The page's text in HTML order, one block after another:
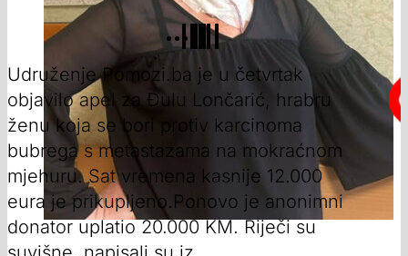
Udruženje Pomozi.ba je u četvrtak
objavilo apel za Đulu Lončarić, hrabru
ženu koja se bori protiv karcinoma
bubrega s metastazama na mokraćnom
mjehuru. Sat vremena kasnije 12.000
eura je prikupljeno.Ponovo je anonimni
donator uplatio 20.000 KM. Riječi su